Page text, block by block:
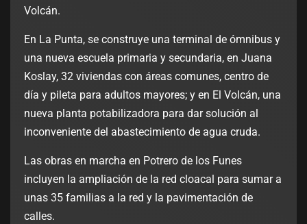
Volcán.
En La Punta, se construye una terminal de ómnibus y
una nueva escuela primaria y secundaria, en Juana
Koslay, 32 viviendas con áreas comunes, centro de
día y pileta para adultos mayores; y en El Volcán, una
nueva planta potabilizadora para dar solución al
inconveniente del abastecimiento de agua cruda.
Las obras en marcha en Potrero de los Funes
incluyen la ampliación de la red cloacal para sumar a
unas 35 familias a la red y la pavimentación de
calles.